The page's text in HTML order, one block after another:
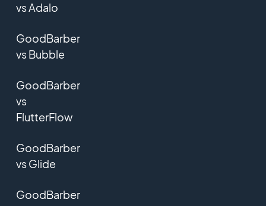
vs Adalo
GoodBarber
vs Bubble
GoodBarber
vs
FlutterFlow
GoodBarber
vs Glide
GoodBarber